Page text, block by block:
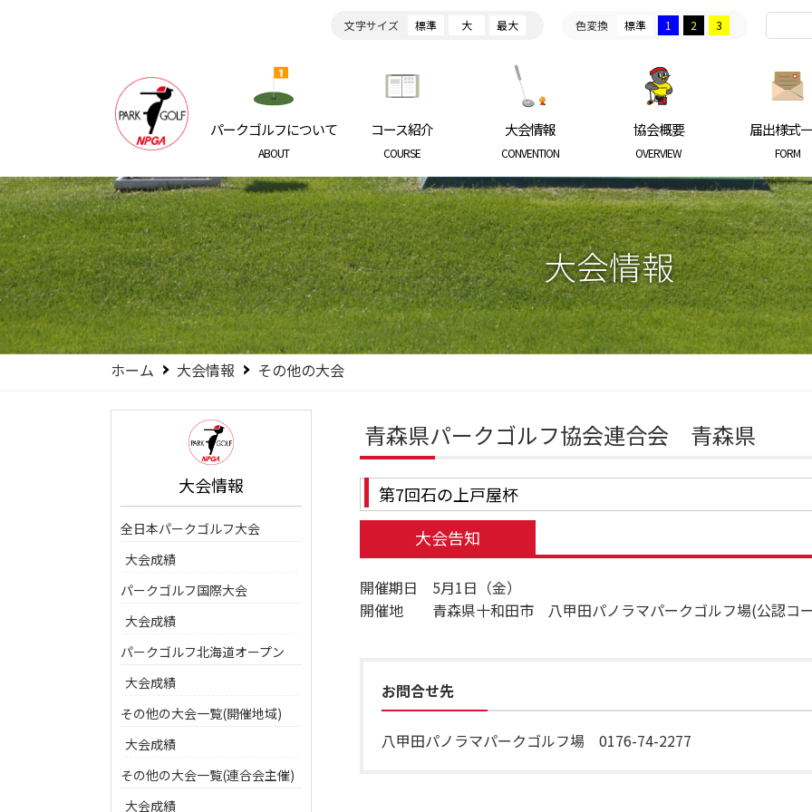
文字サイズ 標準 大 最大 色変換 標準 1 2 3
日本パークゴルフ協会 NIPPON PARKGOLF ASSOCIATION
パークゴルフについて
ABOUT
コース紹介
COURSE
大会情報
CONVENTION
協会概要
OVERVIEW
届出様式
FORM
大会情報
ホーム 大会情報 その他の大会
大会情報
全日本パークゴルフ大会
大会成績
パークゴルフ国際大会
大会成績
パークゴルフ北海道オープン
大会成績
その他の大会一覧(開催地域)
大会成績
その他の大会一覧(連合会主催)
大会成績
青森県パークゴルフ協会連合会 青森県
第7回石の上戸屋杯
大会告知
開催期日 5月1日（金）
開催地 青森県十和田市 八甲田パノラマパークゴルフ場(公認コ
お問合せ先
八甲田パノラマパークゴルフ場 0176-74-2277